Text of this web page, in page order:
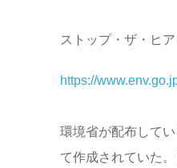
ストップ・ザ・ヒア
https://
環境省が配布して
て作成されていた